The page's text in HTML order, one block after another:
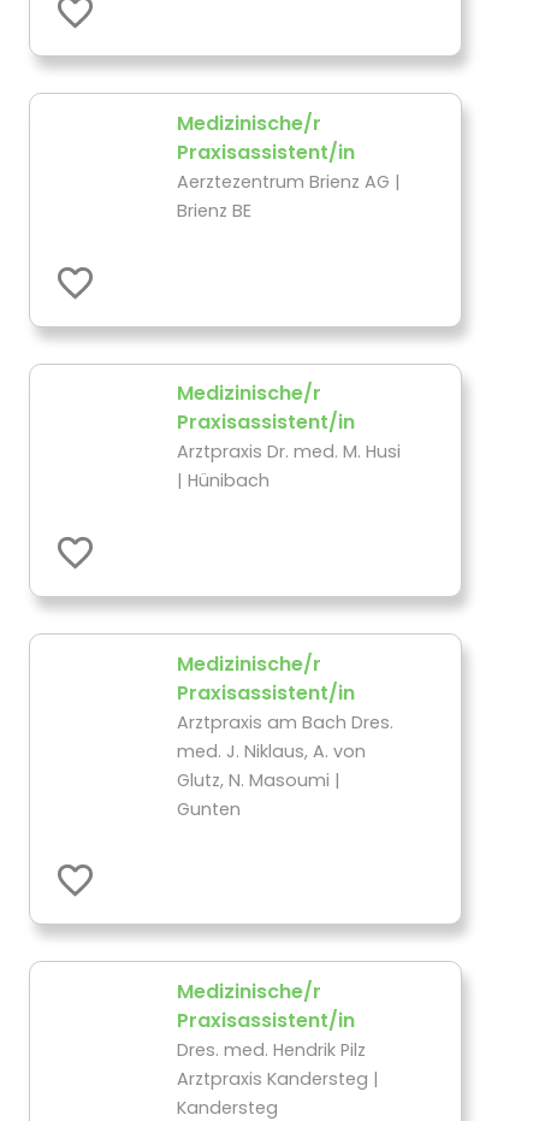
Medizinische/r
Praxisassistent/in
Aerztezentrum Brienz AG |
Brienz BE
Medizinische/r
Praxisassistent/in
Arztpraxis Dr. med. M. Husi
| Hünibach
Medizinische/r
Praxisassistent/in
Arztpraxis am Bach Dres.
med. J. Niklaus, A. von
Glutz, N. Masoumi |
Gunten
Medizinische/r
Praxisassistent/in
Dres. med. Hendrik Pilz
Arztpraxis Kandersteg |
Kandersteg